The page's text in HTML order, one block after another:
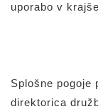
uporabo v
Splošne pogoje
direktorica